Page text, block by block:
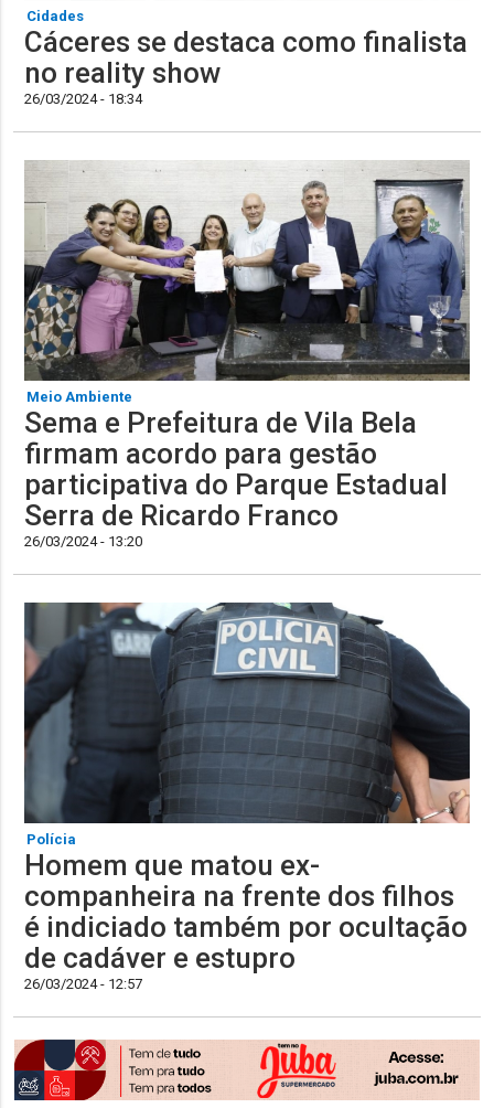
Cidades
Cáceres se destaca como finalista
no reality show
26/03/2024 - 18:34
Meio Ambiente
Sema e Prefeitura de Vila Bela
firmam acordo para gestão
participativa do Parque Estadual
Serra de Ricardo Franco
26/03/2024 - 13:20
Polícia
Homem que matou ex-
companheira na frente dos filhos
é indiciado também por ocultação
de cadáver e estupro
26/03/2024 - 12:57